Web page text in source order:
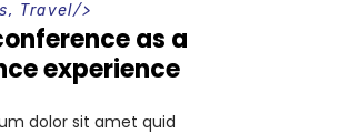
, Travel/>
as a
experience
dolor sit amet quid